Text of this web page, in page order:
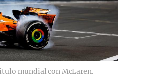
mundial con McLaren.